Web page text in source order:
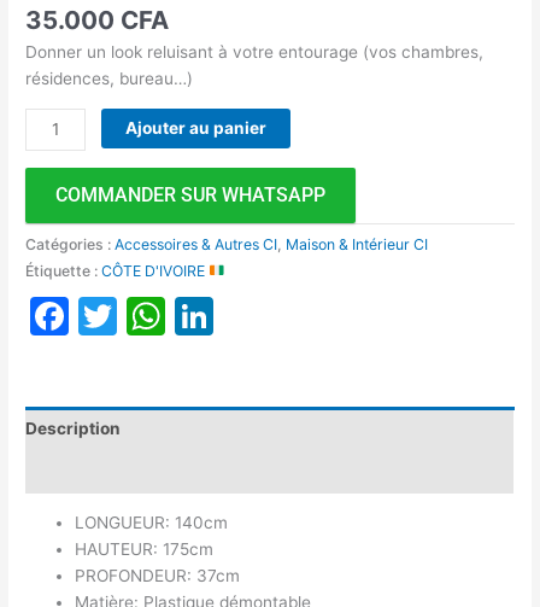
35.000 CFA
Donner un look reluisant à votre entourage (vos chambres,
résidences, bureau…)
Ajouter au panier
COMMANDER SUR WHATSAPP
Catégories :Accessoires & Autres CI Maison & Intérieur CI
Étiquette :CÔTE D'IVOIRE
Facebook
TwitterWhatsApp
Description
LONGUEUR: 140cm
HAUTEUR: 175cm
PROFONDEUR: 37cm
Matière: Plastique démontable